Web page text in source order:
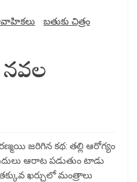
బతుకు చిత్రం
నవల
జరిగిన కథ: తల్లి ఆరోగ్యం
ఆరాట పడుతుం టాడు
ఖర్చులో మంత్రాలు